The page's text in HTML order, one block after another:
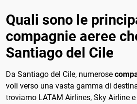
Quali sono le
compagnie aeree
Santiago del Cile
Da Santiago del Cile, numerose
voli verso una vasta gamma di
troviamo LATAM Airlines, Sky Airline